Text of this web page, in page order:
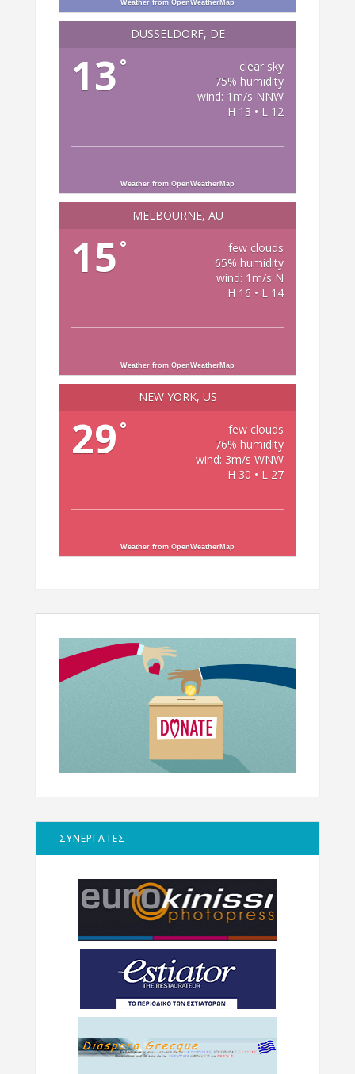
Weather from OpenWeatherMap
DÜSSELDORF, DE
13 °
clear sky
75% humidity
wind: 1m/s NNW
H 13 • L 12
Weather from OpenWeatherMap
MELBOURNE, AU
15 °
few clouds
65% humidity
wind: 1m/s N
H 16 • L 14
Weather from OpenWeatherMap
NEW YORK, US
29 °
few clouds
76% humidity
wind: 3m/s WNW
H 30 • L 27
Weather from OpenWeatherMap
ΣΥΝΕΡΓΑΤΕΣ